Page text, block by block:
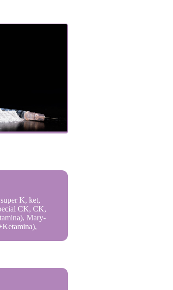
K, ket,
CK, CK,
Mary-